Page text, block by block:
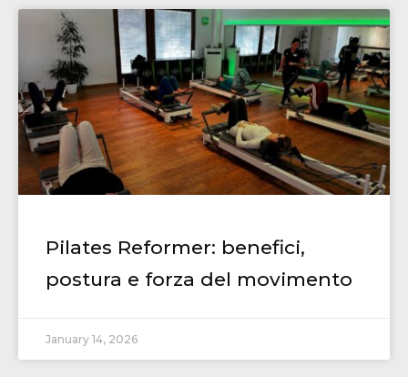
Pilates Reformer: benefici,
postura e forza del movimento
January 14, 2026